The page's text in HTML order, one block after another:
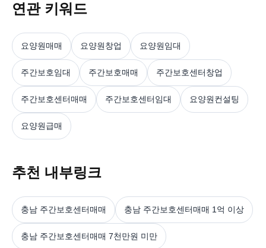
연관 키워드
요양원매매 요양원창업 요양원임대
주간보호임대 주간보호매매 주간보호센터창업
주간보호센터매매 주간보호센터임대 요양원컨설팅
요양원급매
추천 내부링크
충남 주간보호센터매매 충남 주간보호센터매매 1억 이상
충남 주간보호센터매매 7천만원 미만